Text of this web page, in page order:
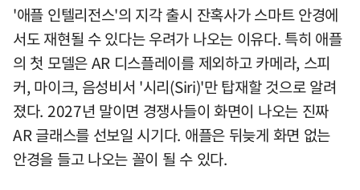
'애플 인텔리전스'의 지각 출시 잔혹사가 스마트 안경에
서도 재현될 수 있다는 우려가 나오는 이유다. 특히 애플
의 첫 모델은 AR 디스플레이를 제외하고 카메라, 스피
커, 마이크, 음성비서 '시리(Siri)'만 탑재할 것으로 알려
졌다. 2027년 말이면 경쟁사들이 화면이 나오는 진짜
AR 글래스를 선보일 시기다. 애플은 뒤늦게 화면 없는
안경을 들고 나오는 꼴이 될 수 있다.